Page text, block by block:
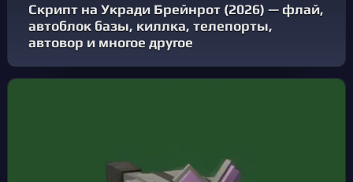
Скрипт на Укради Брейнрот (2026) — флай,
автоблок базы, киллка, телепорты,
автовор и многое другое